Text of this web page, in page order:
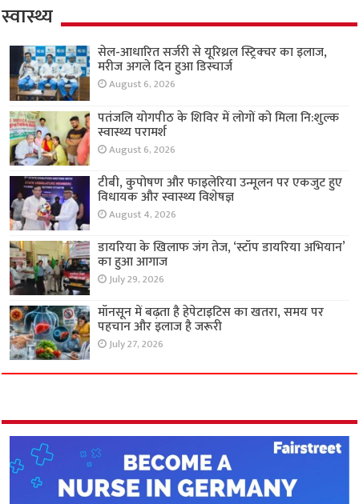
स्वास्थ्य
सेल-आधारित सर्जरी से यूरिथ्रल स्ट्रिक्चर का इलाज,
मरीज अगले दिन हुआ डिस्चार्ज
August 6, 2026
पतंजलि योगपीठ के शिविर में लोगों को मिला नि:शुल्क
स्वास्थ्य परामर्श
August 6, 2026
टीबी, कुपोषण और फाइलेरिया उन्मूलन पर एकजुट हुए
विधायक और स्वास्थ्य विशेषज्ञ
August 4, 2026
डायरिया के खिलाफ जंग तेज, ‘स्टॉप डायरिया अभियान’
का हुआ आगाज
July 29, 2026
मॉनसून में बढ़ता है हेपेटाइटिस का खतरा, समय पर
पहचान और इलाज है जरूरी
July 27, 2026